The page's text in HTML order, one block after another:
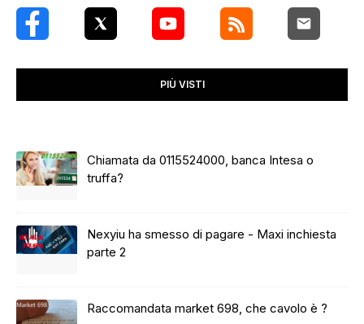
PIÙ VISTI
Chiamata da 0115524000, banca Intesa o
truffa?
Nexyiu ha smesso di pagare - Maxi inchiesta
parte 2
Raccomandata market 698, che cavolo è ?